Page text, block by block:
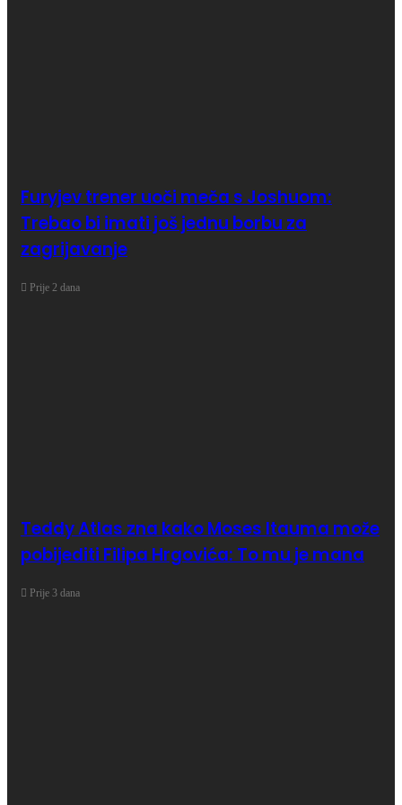
Furyjev trener uoči meča s Joshuom:
Trebao bi imati još jednu borbu za
zagrijavanje
Prije 2 dana
Teddy Atlas zna kako Moses Itauma može
pobijediti Filipa Hrgovića: To mu je mana
Prije 3 dana